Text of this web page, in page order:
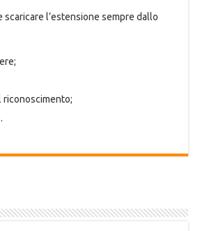
l’estensione sempre dallo
riconoscimento;